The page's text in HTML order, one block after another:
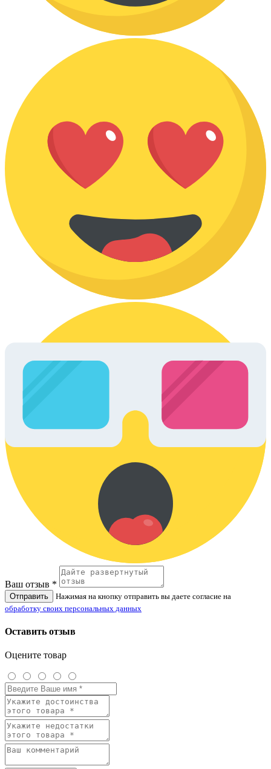
Ваш отзыв *
Отправить
Нажимая на кнопку отправить вы даете согласие на
обработку своих персональных данных
Оставить отзыв
Оцените товар